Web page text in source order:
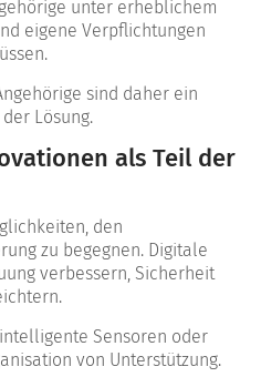
unter erheblichem
eigene Verpflichtungen
sind daher ein
Lösung.
als Teil der
den
zu begegnen. Digitale
verbessern, Sicherheit
Sensoren oder
von Unterstützung.